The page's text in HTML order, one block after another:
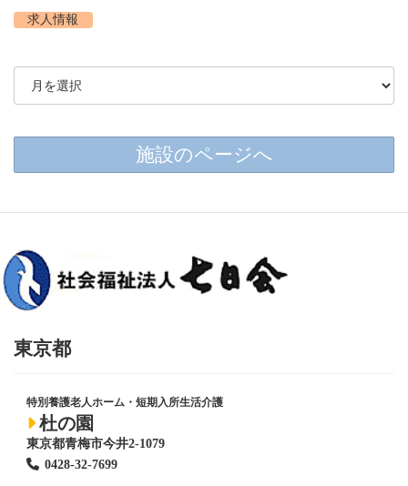
求人情報
施設のページへ
東京都
特別養護老人ホーム・短期入所生活介護
杜の園
東京都青梅市今井2-1079
0428-32-7699